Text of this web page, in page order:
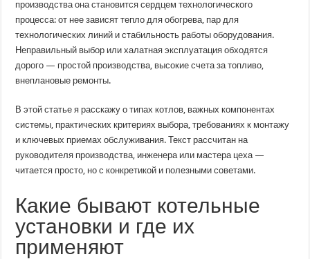
и
производств:
выбрать,
смонтировать
и
эксплуатировать
производства она становится сердцем технологического
процесса: от нее зависят тепло для обогрева, пар для
технологических линий и стабильность работы оборудования.
Неправильный выбор или халатная эксплуатация обходятся
дорого — простой производства, высокие счета за топливо,
внеплановые ремонты.
В этой статье я расскажу о типах котлов, важных компонентах
системы, практических критериях выбора, требованиях к монтажу
и ключевых приемах обслуживания. Текст рассчитан на
руководителя производства, инженера или мастера цеха —
читается просто, но с конкретикой и полезными советами.
Какие бывают котельные
установки и где их
применяют